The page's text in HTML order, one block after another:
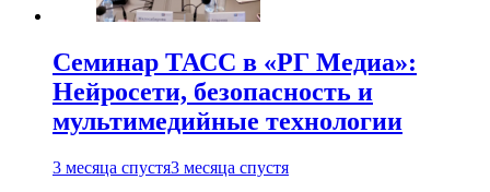
Семинар ТАСС в «РГ Медиа»:
Нейросети, безопасность и
мультимедийные технологии
3 месяца спустя3 месяца спустя